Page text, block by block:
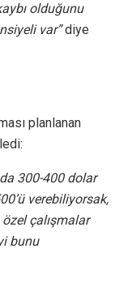
olduğunu
var”diye
planlanan
300-400 dolar
verebiliyorsak,
çalışmalar
bunu